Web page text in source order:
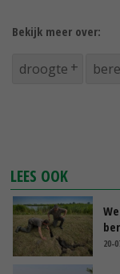
Bekijk meer over:
droogte
LEES OOK
20-